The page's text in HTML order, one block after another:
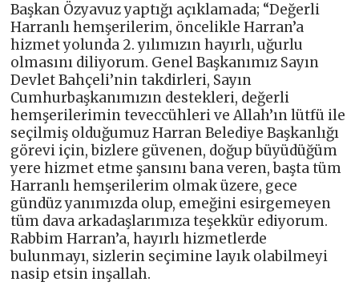
Başkan Özyavuz yaptığı açıklamada; “Değerli
Harranlı hemşerilerim, öncelikle Harran’a
hizmet yolunda 2. yılımızın hayırlı, uğurlu
olmasını diliyorum. Genel Başkanımız Sayın
Devlet Bahçeli’nin takdirleri, Sayın
Cumhurbaşkanımızın destekleri, değerli
hemşerilerimin teveccühleri ve Allah’ın lütfü ile
seçilmiş olduğumuz Harran Belediye Başkanlığı
görevi için, bizlere güvenen, doğup büyüdüğüm
yere hizmet etme şansını bana veren, başta tüm
Harranlı hemşerilerim olmak üzere, gece
gündüz yanımızda olup, emeğini esirgemeyen
tüm dava arkadaşlarımıza teşekkür ediyorum.
Rabbim Harran’a, hayırlı hizmetlerde
bulunmayı, sizlerin seçimine layık olabilmeyi
nasip etsin inşallah.